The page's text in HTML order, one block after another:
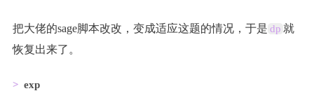
把大佬的sage脚本改改，变成适应这题的情况，于是 dp 就
恢复出来了。
exp